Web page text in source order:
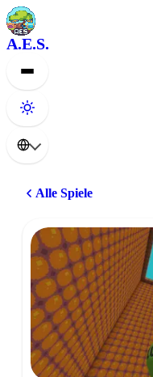
A.E.S.
Alle Spiele